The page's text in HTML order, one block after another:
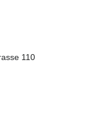
110